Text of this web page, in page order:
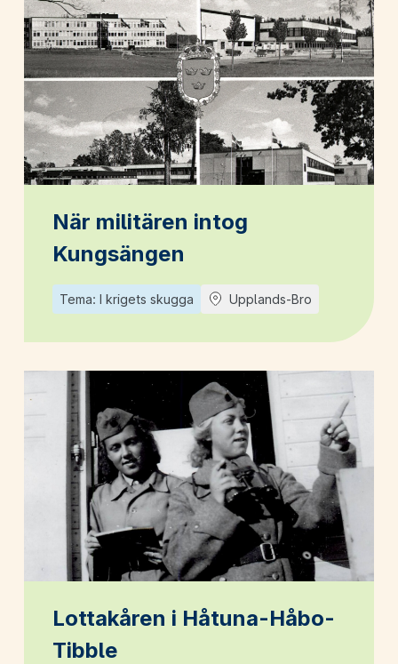
När militären intog
Kungsängen
Tema: I krigets skugga Upplands-Bro
Lottakåren i Håtuna-Håbo-
Tibble